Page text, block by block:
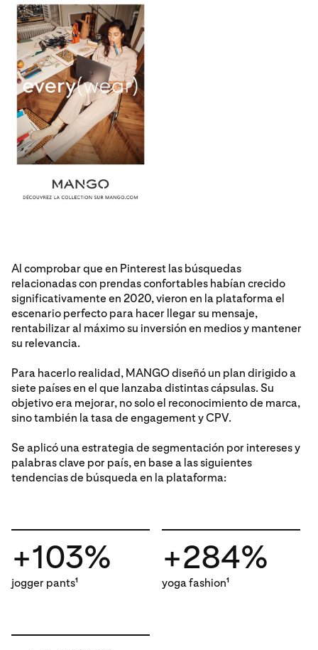
Al comprobar que en Pinterest las búsquedas
relacionadas con prendas confortables habían crecido
significativamente en 2020, vieron en la plataforma el
escenario perfecto para hacer llegar su mensaje,
rentabilizar al máximo su inversión en medios y mantener
su relevancia.
Para hacerlo realidad, MANGO diseñó un plan dirigido a
siete países en el que lanzaba distintas cápsulas. Su
objetivo era mejorar, no solo el reconocimiento de marca,
sino también la tasa de engagement y CPV.
Se aplicó una estrategia de segmentación por intereses y
palabras clave por país, en base a las siguientes
tendencias de búsqueda en la plataforma:
+103%
jogger pants1
+284%
yoga fashion1